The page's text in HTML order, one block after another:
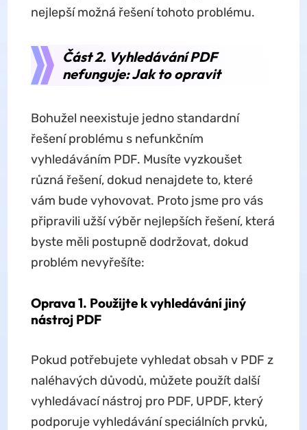
nejlepší možná řešení tohoto problému.
Část 2. Vyhledávání PDF
nefunguje: Jak to opravit
Bohužel neexistuje jedno standardní
řešení problému s nefunkčním
vyhledáváním PDF. Musíte vyzkoušet
různá řešení, dokud nenajdete to, které
vám bude vyhovovat. Proto jsme pro vás
připravili užší výběr nejlepších řešení, která
byste měli postupně dodržovat, dokud
problém nevyřešíte:
Oprava 1. Použijte k vyhledávání jiný
nástroj PDF
Pokud potřebujete vyhledat obsah v PDF z
naléhavých důvodů, můžete použít další
vyhledávací nástroj pro PDF, UPDF, který
podporuje vyhledávání speciálních prvků,